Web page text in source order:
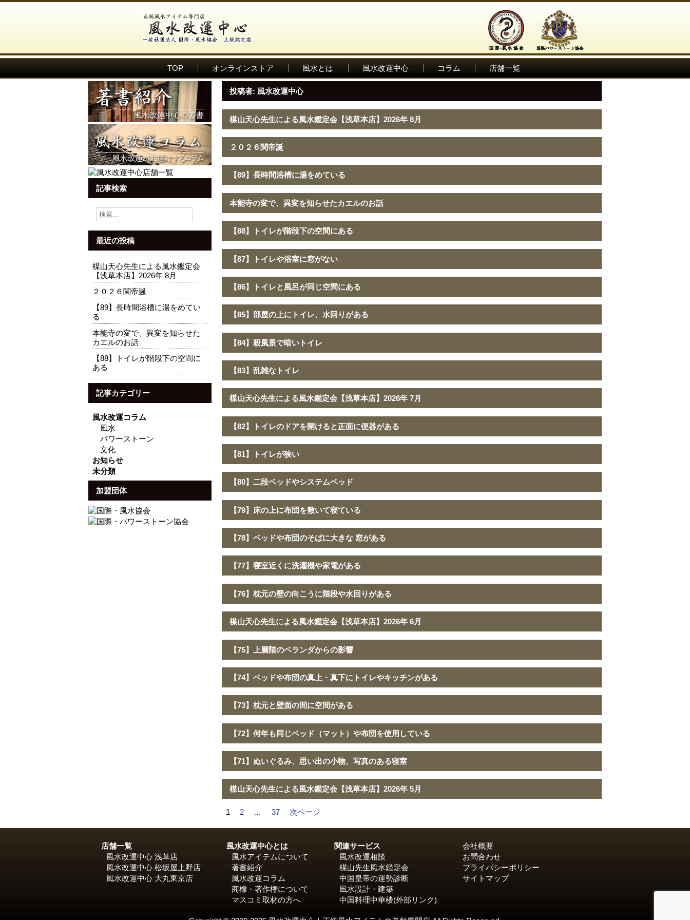
TOP オンラインストア 風水とは 風水改運中心 コラム 店舗一覧
記事検索
検
索:
最近の投稿
楳山天心先生による風水鑑定会
【浅草本店】2026年 8月
２０２６関帝誕
【89】長時間浴槽に湯をめてい
る
本能寺の変で、異変を知らせた
カエルのお話
【88】トイレが階段下の空間に
ある
記事カテゴリー
風水改運コラム
風水
パワーストーン
文化
お知らせ
未分類
加盟団体
投稿者: 風水改運中心
楳山天心先生による風水鑑定会【浅草本店】2026年 8月
２０２６関帝誕
【89】長時間浴槽に湯をめている
本能寺の変で、異変を知らせたカエルのお話
【88】トイレが階段下の空間にある
【87】トイレや浴室に窓がない
【86】トイレと風呂が同じ空間にある
【85】部屋の上にトイレ、水回りがある
【84】殺風景で暗いトイレ
【83】乱雑なトイレ
楳山天心先生による風水鑑定会【浅草本店】2026年 7月
【82】トイレのドアを開けると正面に便器がある
【81】トイレが狭い
【80】二段ベッドやシステムベッド
【79】床の上に布団を敷いて寝ている
【78】ベッドや布団のそばに大きな 窓がある
【77】寝室近くに洗濯機や家電がある
【76】枕元の壁の向こうに階段や水回りがある
楳山天心先生による風水鑑定会【浅草本店】2026年 6月
【75】上層階のベランダからの影響
【74】ベッドや布団の真上・真下にトイレやキッチンがある
【73】枕元と壁面の間に空間がある
【72】何年も同じベッド（マット）や布団を使用している
【71】ぬいぐるみ、思い出の小物、写真のある寝室
楳山天心先生による風水鑑定会【浅草本店】2026年 5月
稿
1 2 … 37 次ページ
店舗一覧
風水改運中心 浅草店
風水改運中心 松坂屋上野店
風水改運中心 大丸東京店
風水改運中心とは
風水アイテムについて
著書紹介
風水改運コラム
商標・著作権について
マスコミ取材の方へ
関連サービス
風水改運相談
楳山先生風水鑑定会
中国皇帝の運勢診断
風水設計・建築
中国料理中華楼(外部リンク)
会社概要
お問合わせ
プライバシーポリシー
サイトマップ